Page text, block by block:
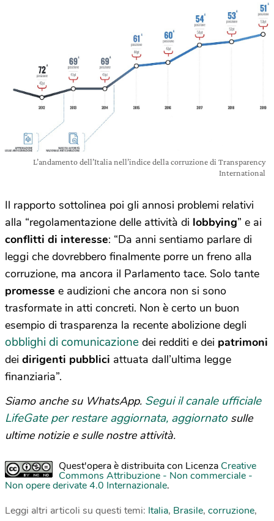
L’andamento dell’Italia nell’indice della corruzione di Transparency
International
Il rapporto sottolinea poi gli annosi problemi relativi
alla “regolamentazione delle attività di lobbying” e ai
conflitti di interesse: “Da anni sentiamo parlare di
leggi che dovrebbero finalmente porre un freno alla
corruzione, ma ancora il Parlamento tace. Solo tante
promesse e audizioni che ancora non si sono
trasformate in atti concreti. Non è certo un buon
esempio di trasparenza la recente abolizione degli
obblighi di comunicazione dei redditi e dei patrimoni
dei dirigenti pubblici attuata dall’ultima legge
finanziaria”.
Siamo anche su WhatsApp. Segui il canale ufficiale
LifeGate per restare aggiornata, aggiornato sulle
ultime notizie e sulle nostre attività.
Quest'opera è distribuita con Licenza Creative
Commons Attribuzione - Non commerciale -
Non opere derivate 4.0 Internazionale.
Leggi altri articoli su questi temi: Italia, Brasile, corruzione,